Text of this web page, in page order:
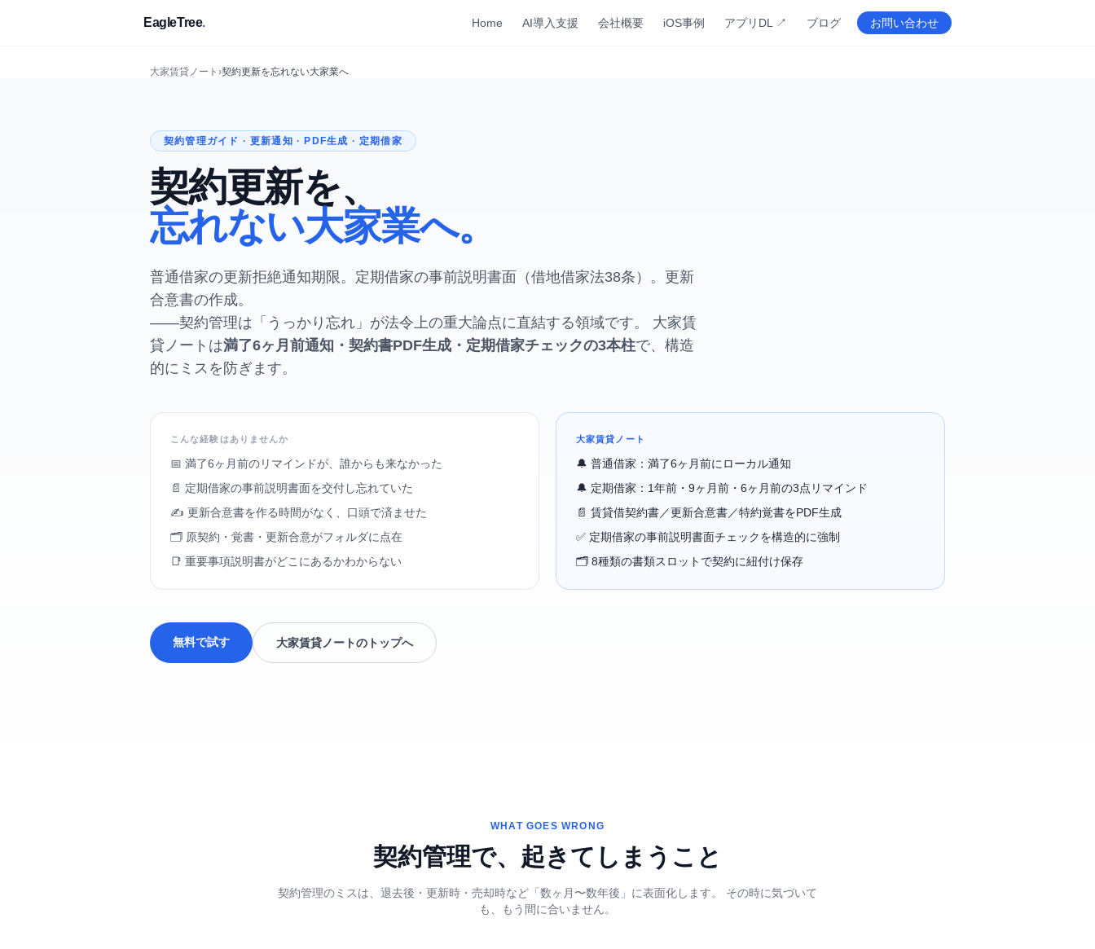
EagleTree. Home AI導入支援 会社概要 iOS事例 アプリDL ↗ ブログ お問い合わせ
大家賃貸ノート ›契約更新を忘れない大家業へ
契約管理ガイド · 更新通知 · PDF生成 · 定期借家
契約更新を、
忘れない大家業へ。
普通借家の更新拒絶通知期限。定期借家の事前説明書面（借地借家法38条）。更新
合意書の作成。
——契約管理は「うっかり忘れ」が法令上の重大論点に直結する領域です。 大家賃
貸ノートは満了6ヶ月前通知・契約書PDF生成・定期借家チェックの3本柱で、構造
的にミスを防ぎます。
こんな経験はありませんか
📅 満了6ヶ月前のリマインドが、誰からも来なかった
📄 定期借家の事前説明書面を交付し忘れていた
✍️ 更新合意書を作る時間がなく、口頭で済ませた
🗂️ 原契約・覚書・更新合意がフォルダに点在
📑 重要事項説明書がどこにあるかわからない
大家賃貸ノート
🔔 普通借家：満了6ヶ月前にローカル通知
🔔 定期借家：1年前・9ヶ月前・6ヶ月前の3点リマインド
📄 賃貸借契約書／更新合意書／特約覚書をPDF生成
✅ 定期借家の事前説明書面チェックを構造的に強制
🗂️ 8種類の書類スロットで契約に紐付け保存
無料で試す 大家賃貸ノートのトップへ
WHAT GOES WRONG
契約管理で、起きてしまうこと
契約管理のミスは、退去後・更新時・売却時など「数ヶ月〜数年後」に表面化します。 その時に気づいて
も、もう間に合いません。